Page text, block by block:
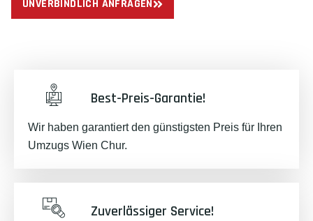
UNVERBINDLICH ANFRAGEN
Best-Preis-Garantie!
Wir haben garantiert den günstigsten Preis für Ihren
Umzugs Wien Chur.
Zuverlässiger Service!